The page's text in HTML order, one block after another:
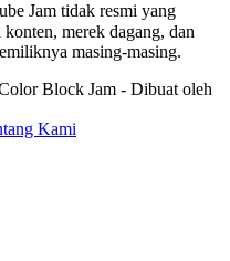
Jam tidak resmi yang
merek dagang, dan
masing-masing.
Block Jam - Dibuat oleh
Kami